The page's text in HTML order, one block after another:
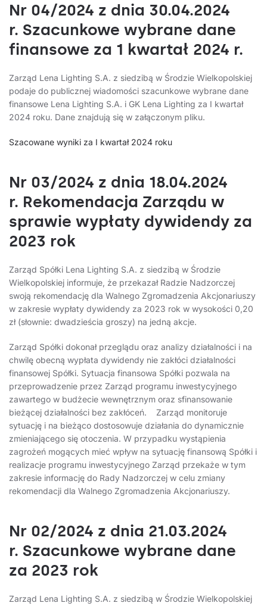
Nr 04/2024 z dnia 30.04.2024
r. Szacunkowe wybrane dane
finansowe za 1 kwartał 2024 r.
Zarząd Lena Lighting S.A. z siedzibą w Środzie Wielkopolskiej
podaje do publicznej wiadomości szacunkowe wybrane dane
finansowe Lena Lighting S.A. i GK Lena Lighting za I kwartał
2024 roku. Dane znajdują się w załączonym pliku.
Szacowane wyniki za I kwartał 2024 roku
Nr 03/2024 z dnia 18.04.2024
r. Rekomendacja Zarządu w
sprawie wypłaty dywidendy za
2023 rok
Zarząd Spółki Lena Lighting S.A. z siedzibą w Środzie
Wielkopolskiej informuje, że przekazał Radzie Nadzorczej
swoją rekomendację dla Walnego Zgromadzenia Akcjonariuszy
w zakresie wypłaty dywidendy za 2023 rok w wysokości 0,20
zł (słownie: dwadzieścia groszy) na jedną akcje.
Zarząd Spółki dokonał przeglądu oraz analizy działalności i na
chwilę obecną wypłata dywidendy nie zakłóci działalności
finansowej Spółki. Sytuacja finansowa Spółki pozwala na
przeprowadzenie przez Zarząd programu inwestycyjnego
zawartego w budżecie wewnętrznym oraz sfinansowanie
bieżącej działalności bez zakłóceń. Zarząd monitoruje
sytuację i na bieżąco dostosowuje działania do dynamicznie
zmieniającego się otoczenia. W przypadku wystąpienia
zagrożeń mogących mieć wpływ na sytuację finansową Spółki i
realizacje programu inwestycyjnego Zarząd przekaże w tym
zakresie informację do Rady Nadzorczej w celu zmiany
rekomendacji dla Walnego Zgromadzenia Akcjonariuszy.
Nr 02/2024 z dnia 21.03.2024
r. Szacunkowe wybrane dane
za 2023 rok
Zarząd Lena Lighting S.A. z siedzibą w Środzie Wielkopolskiej